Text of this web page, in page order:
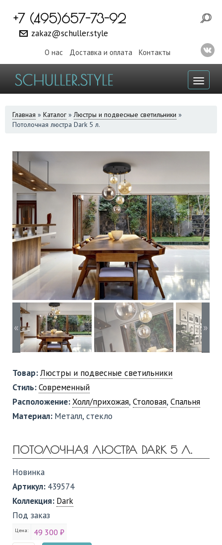
+7 (495)657-73-92
zakaz@schuller.style
О нас Доставка и оплата Контакты
ВЫ
ЗДЕСЬ
Главная » Каталог » Люстры и подвесные светильники »
Потолочная люстра Dark 5 л.
« »
Товар:Люстры и подвесные светильники
Стиль:Современный
Расположение:Холл/прихожая, Столовая, Спальня
Материал: Металл, стекло
ПОТОЛОЧНАЯ ЛЮСТРА DARK 5 Л.
Новинка
Артикул: 439574
Коллекция: Dark
Под заказ
Цена: 49 300 ₽